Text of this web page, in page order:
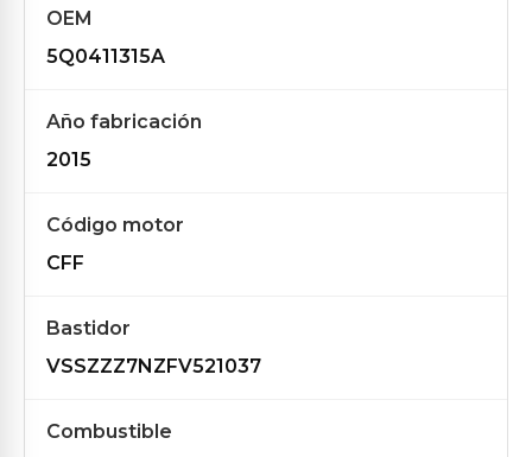
OEM
5Q0411315A
Año fabricación
2015
Código motor
CFF
Bastidor
VSSZZZ7NZFV521037
Combustible